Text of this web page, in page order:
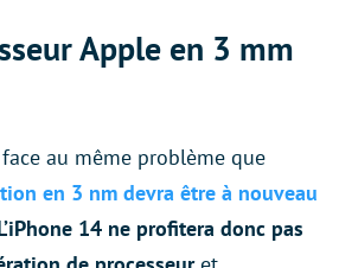
Apple en 3 mm
au même problème que
en 3 nm devra être à nouveau
14 ne profitera donc pas